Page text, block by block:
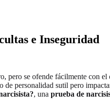
e Inseguridad
pero se ofende fácilmente con
personalidad sutil pero
, una prueba de